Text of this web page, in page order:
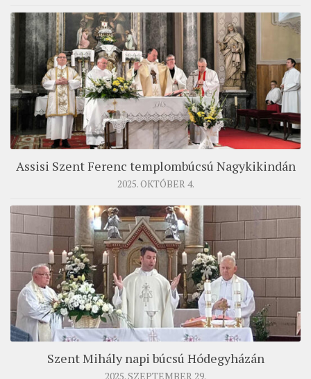
Assisi Szent Ferenc templombúcsú Nagykikindán
2025. OKTÓBER 4.
Szent Mihály napi búcsú Hódegyházán
2025. SZEPTEMBER 29.